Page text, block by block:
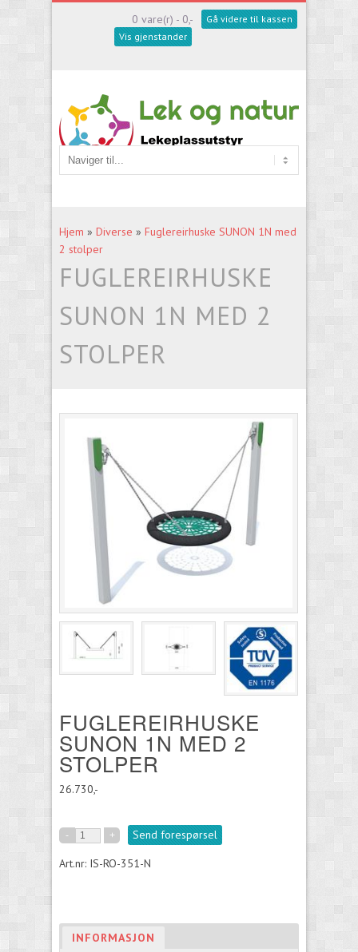
0 vare(r) - 0,-
Gå videre til kassen
Vis gjenstander
Hjem » Diverse » Fuglereirhuske SUNON 1N med
2 stolper
FUGLEREIRHUSKE
SUNON 1N MED 2
STOLPER
FUGLEREIRHUSKE
SUNON 1N MED 2
STOLPER
26.730,-
Send forespørsel
Art.nr: IS-RO-351-N
INFORMASJON